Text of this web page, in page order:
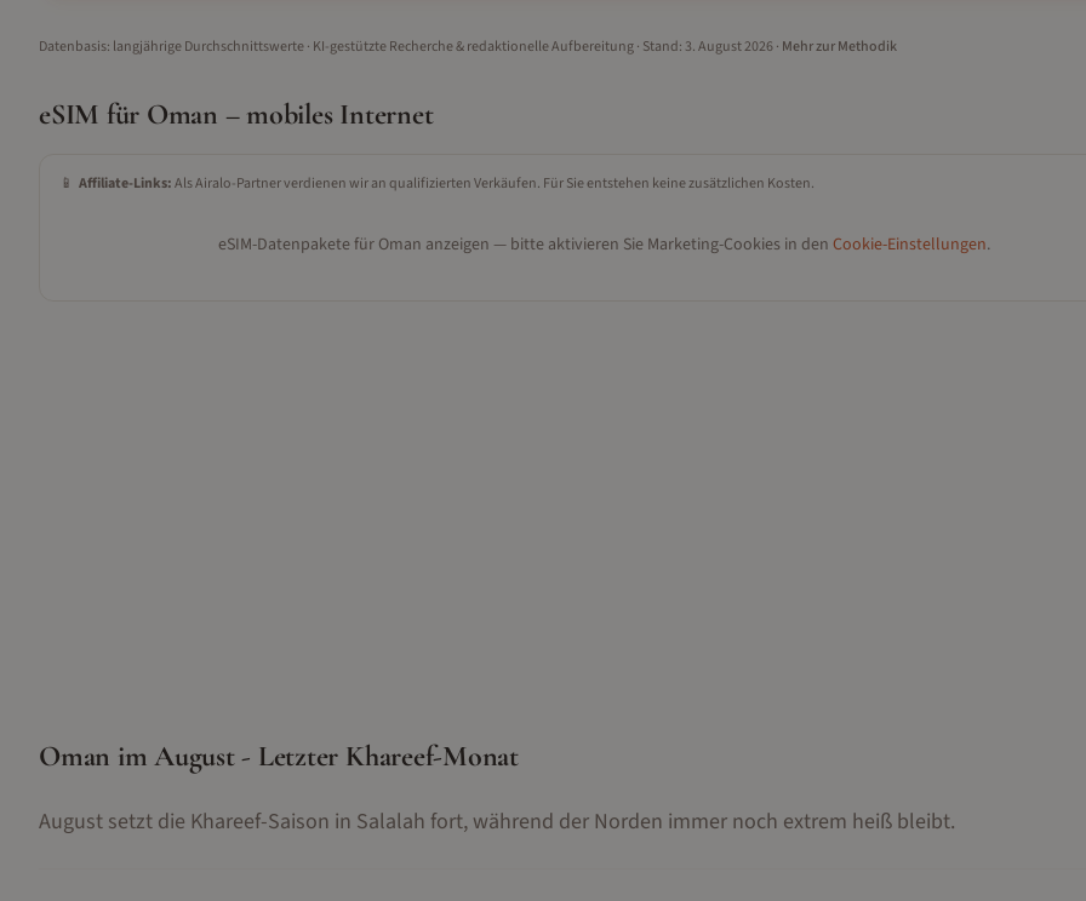
Datenbasis: langjährige Durchschnittswerte · KI-gestützte Recherche & redaktionelle Aufbereitung· Stand: 3. August 2026· Mehr zur Methodik
eSIM für Oman – mobiles Internet
📱 Affiliate-Links:Als Airalo-Partner verdienen wir an qualifizierten Verkäufen. Für Sie entstehen keine zusätzlichen Kosten.
eSIM-Datenpakete für Oman anzeigen — bitte aktivieren Sie Marketing-Cookies in den Cookie-Einstellungen.
Oman im August - Letzter Khareef-Monat
August setzt die Khareef-Saison in Salalah fort, während der Norden immer noch extrem heiß bleibt.